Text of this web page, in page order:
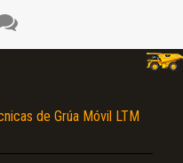
de Grúa Móvil LTM